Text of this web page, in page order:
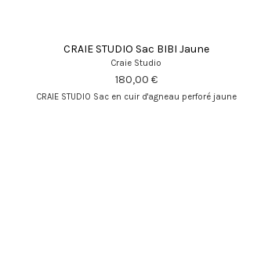
CRAIE STUDIO Sac BIBI Jaune
Craie Studio
180,00 €
CRAIE STUDIO Sac en cuir d'agneau perforé jaune